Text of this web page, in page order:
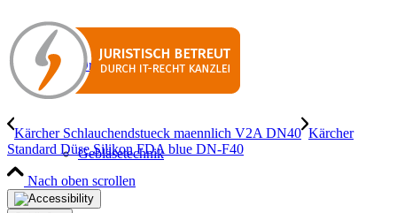
Druckluftaufbereitung
Gebläsetechnik
Kärcher Schlauchendstueck maennlich V2A DN40 Kärcher
Standard Düse Silikon FDA blue DN-F40
Nach oben scrollen